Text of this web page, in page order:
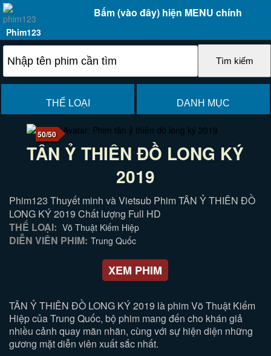
Bấm (vào đây) hiện MENU chính
Phim123
THỂ LOẠI DANH MỤC
50/50
TÂN Ỷ THIÊN ĐỒ LONG KÝ
2019
Phim123 Thuyết minh và Vietsub Phim TÂN Ỷ THIÊN ĐỒ
LONG KÝ 2019 Chất lượng Full HD
THỂ LOẠI: Võ Thuật Kiếm Hiệp
DIỄN VIÊN PHIM: Trung Quốc
XEM PHIM
TÂN Ỷ THIÊN ĐỒ LONG KÝ 2019 là phim Võ Thuật Kiếm
Hiệp của Trung Quốc, bộ phim mang đến cho khán giả
nhiều cảnh quay mãn nhãn, cùng với sự hiện diện những
gương mặt diễn viên xuất sắc nhất.